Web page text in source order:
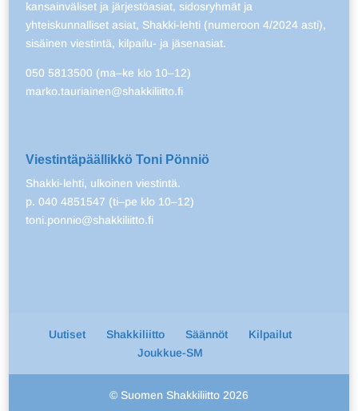
kansainväliset ja järjestöasiat, sidosryhmät ja
yhteiskunnalliset asiat, Shakki-lehti (numeroon 4/2024 asti),
sisäinen viestintä, kilpailu- ja jäsenasiat.
050 5813500 (ma–ke klo 10–12)
marko.tauriainen@shakkiliitto.fi
Viestintäpäällikkö Toni Pönniö
Shakki-lehti, ulkoinen viestintä.
p. 040 4851547 (ti–pe klo 10–12)
toni.ponnio@shakkiliitto.fi
Uutiset Shakkiliitto Säännöt
Kilpailut
Joukkue-SM
© Suomen Shakkiliitto 2026